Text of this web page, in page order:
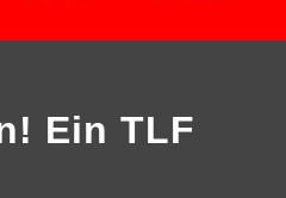
Ein TLF